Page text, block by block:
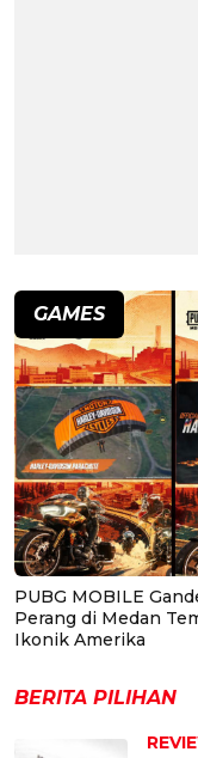
GAMES
PUBG MOBILE
Perang di Medan
Ikonik Amerika
BERITA PILIHAN